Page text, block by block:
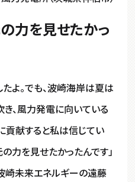
力を見せたかっ
よ。でも、波崎海岸は夏は
、風力発電に向いている
貢献すると私は信じてい
力を見せたかったんです」
崎未来エネルギーの遠藤